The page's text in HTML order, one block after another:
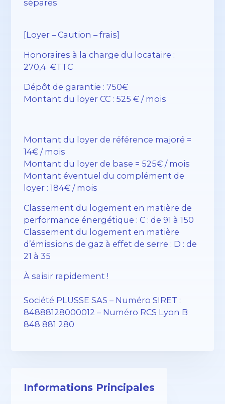
séparés
[Loyer – Caution – frais]
Honoraires à la charge du locataire :
270,4 €TTC
Dépôt de garantie : 750€
Montant du loyer CC : 525 € / mois
Montant du loyer de référence majoré =
14€ / mois
Montant du loyer de base = 525€ / mois
Montant éventuel du complément de
loyer : 184€ / mois
Classement du logement en matière de
performance énergétique : C : de 91 à 150
Classement du logement en matière
d’émissions de gaz à effet de serre : D : de
21 à 35
À saisir rapidement !
Société PLUSSE SAS – ​​Numéro SIRET :
84888128000012 – Numéro RCS Lyon B
848 881 280
Informations Principales